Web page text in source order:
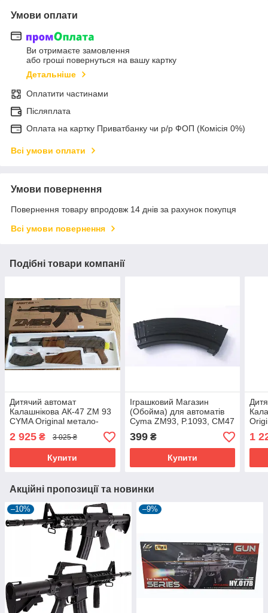
Умови оплати
Ви отримаєте замовлення
або гроші повернуться на вашу картку
Детальніше
Оплатити частинами
Післяплата
Оплата на картку Приватбанку чи р/р ФОП (Комісія 0%)
Всі умови оплати
Умови повернення
Повернення товару впродовж 14 днів за рахунок покупця
Всі умови повернення
Подібні товари компанії
Дитячий автомат
Калашнікова АК-47 ZM 93
CYMA Original метало-
пластиковий
2 925 ₴ 3 025 ₴
Купити
Іграшковий Магазин
(Обойма) для автоматів
Cyma ZM93, P.1093, CM47
- пластиковий
399₴
Купити
1
Акційні пропозиції та новинки
–10% –9%